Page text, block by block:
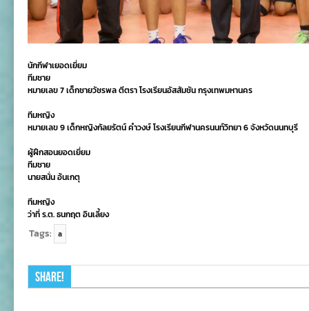
นักกีฬาเยอดเยี่ยม
ทีมชาย
หมายเลข 7 เด็กชายวัชรพล ตีตรา โรงเรียนอัสสัมชัน กรุงเทพมหานคร
ทีมหญิง
หมายเลข 9 เด็กหญิงกัลยรัตน์ คำวงษ์ โรงเรียนกีฬานครนนท์วิทยา 6 จังหวัดนนทบุรี
ผู้ฝึกสอนยอดเยี่ยม
ทีมชาย
นายสนั่น อ้นเกตุ
ทีมหญิง
ว่าที่ ร.ต. ธนกฤต อินเลี้ยง
Tags: a
Share!